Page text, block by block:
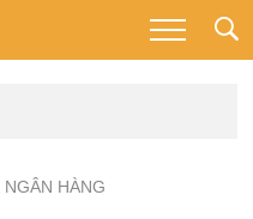
NGÂN HÀNG